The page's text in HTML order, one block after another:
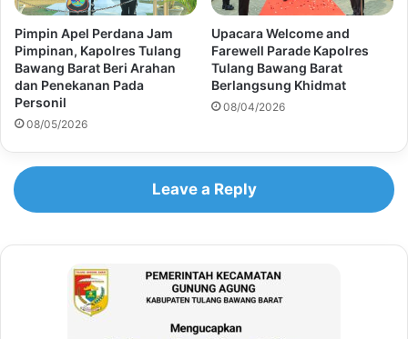
Pimpin Apel Perdana Jam
Pimpinan, Kapolres Tulang
Bawang Barat Beri Arahan
dan Penekanan Pada
Personil
08/05/2026
Upacara Welcome and
Farewell Parade Kapolres
Tulang Bawang Barat
Berlangsung Khidmat
08/04/2026
Leave a Reply